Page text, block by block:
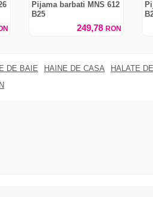
Pijama barbati MNS 612
B25
249,78 RON
DE BAIE HAINE DE CASA
HALATE